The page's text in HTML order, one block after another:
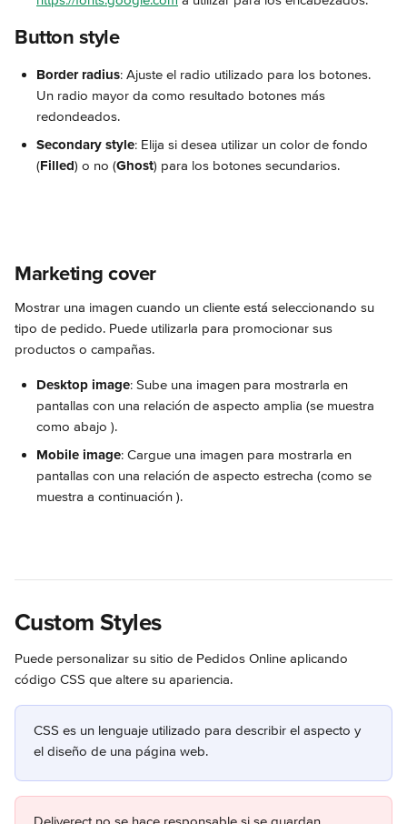
Button style
Border radius: Ajuste el radio utilizado para los botones.
Un radio mayor da como resultado botones más
redondeados.
Secondary style: Elija si desea utilizar un color de fondo
(Filled) o no (Ghost) para los botones secundarios.
Marketing cover
Mostrar una imagen cuando un cliente está seleccionando su
tipo de pedido. Puede utilizarla para promocionar sus
productos o campañas.
Desktop image: Sube una imagen para mostrarla en
pantallas con una relación de aspecto amplia (se muestra
como abajo ).
Mobile image: Cargue una imagen para mostrarla en
pantallas con una relación de aspecto estrecha (como se
muestra a continuación ).
Custom Styles
Puede personalizar su sitio de Pedidos Online aplicando
código CSS que altere su apariencia.
CSS es un lenguaje utilizado para describir el aspecto y
el diseño de una página web.